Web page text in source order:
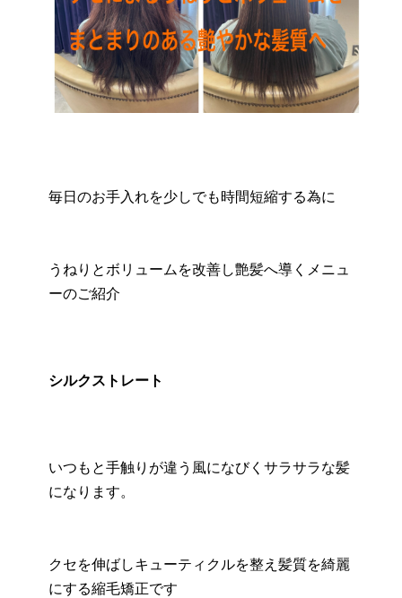
毎日のお手入れを少しでも時間短縮する為に
うねりとボリュームを改善し艶髪へ導くメニュ
ーのご紹介
シルクストレート
いつもと手触りが違う風になびくサラサラな髪
になります。
クセを伸ばしキューティクルを整え髪質を綺麗
にする縮毛矯正です